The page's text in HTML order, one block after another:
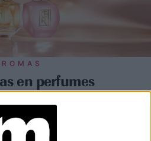
en perfumes
los aromas
marcarán la